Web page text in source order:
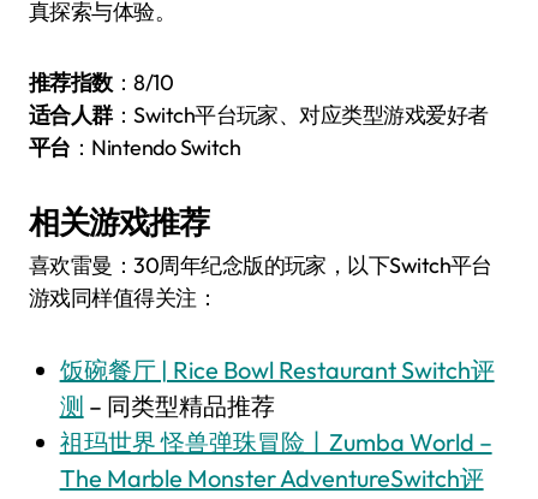
真探索与体验。
推荐指数：8/10
适合人群：Switch平台玩家、对应类型游戏爱好者
平台 ：Nintendo Switch
相关游戏推荐
喜欢雷曼：30周年纪念版的玩家，以下Switch平台
游戏同样值得关注：
饭碗餐厅 | Rice Bowl Restaurant Switch评
测 – 同类型精品推荐
祖玛世界 怪兽弹珠冒险丨Zumba World –
The Marble Monster AdventureSwitch评